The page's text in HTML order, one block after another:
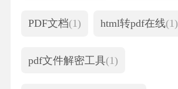
PDF文档(1) html转pdf在线(1)
pdf文件解密工具(1)